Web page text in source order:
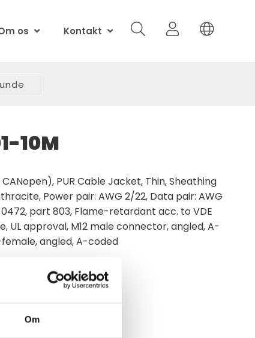
Om
os Kontakt
10M
PUR Cable Jacket, Thin, Sheathing
Power pair: AWG 2/22, Data pair: AWG
part 803, Flame-retardant acc. to VDE
UL approval, M12 male connector, angled, A-
female, angled, A-coded